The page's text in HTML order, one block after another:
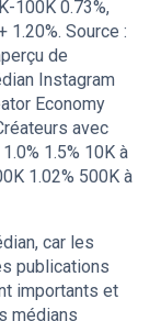
100K 0.73%,
1.20%. Source :
de
Instagram
Economy
avec
1.5% 10K à
1.02% 500K à
car les
publications
importants et
médians